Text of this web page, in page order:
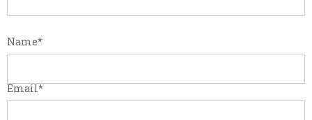
Name*
Email*